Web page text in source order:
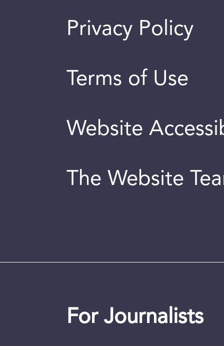
Privacy Policy
Terms of Use
Website
The Website
For Journalists